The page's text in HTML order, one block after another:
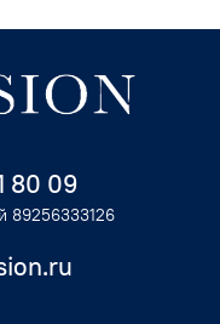
80 09
89256333126